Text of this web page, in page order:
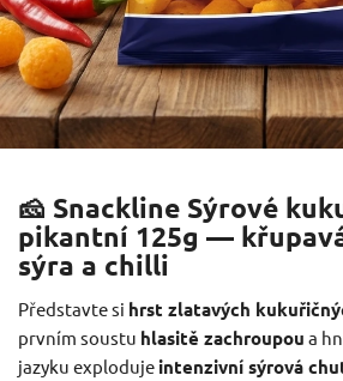
🧀 Snackline Sýrové
pikantní 125g —
sýra a chilli
Představte si hrst zlatavých
prvním soustu hlasitě zachroupou a
jazyku explodujeintenzivní sýrová